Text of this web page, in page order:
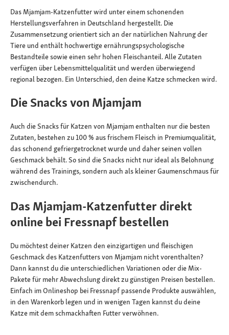
Das Mjamjam-Katzenfutter wird unter einem schonenden
Herstellungsverfahren in Deutschland hergestellt. Die
Zusammensetzung orientiert sich an der natürlichen Nahrung der
Tiere und enthält hochwertige ernährungspsychologische
Bestandteile sowie einen sehr hohen Fleischanteil. Alle Zutaten
verfügen über Lebensmittelqualität und werden überwiegend
regional bezogen. Ein Unterschied, den deine Katze schmecken wird.
Die Snacks von Mjamjam
Auch die Snacks für Katzen von Mjamjam enthalten nur die besten
Zutaten, bestehen zu 100 % aus frischem Fleisch in Premiumqualität,
das schonend gefriergetrocknet wurde und daher seinen vollen
Geschmack behält. So sind die Snacks nicht nur ideal als Belohnung
während des Trainings, sondern auch als kleiner Gaumenschmaus für
zwischendurch.
Das Mjamjam-Katzenfutter direkt
online bei Fressnapf bestellen
Du möchtest deiner Katzen den einzigartigen und fleischigen
Geschmack des Katzenfutters von Mjamjam nicht vorenthalten?
Dann kannst du die unterschiedlichen Variationen oder die Mix-
Pakete für mehr Abwechslung direkt zu günstigen Preisen bestellen.
Einfach im Onlineshop bei Fressnapf passende Produkte auswählen,
in den Warenkorb legen und in wenigen Tagen kannst du deine
Katze mit dem schmackhaften Futter verwöhnen.